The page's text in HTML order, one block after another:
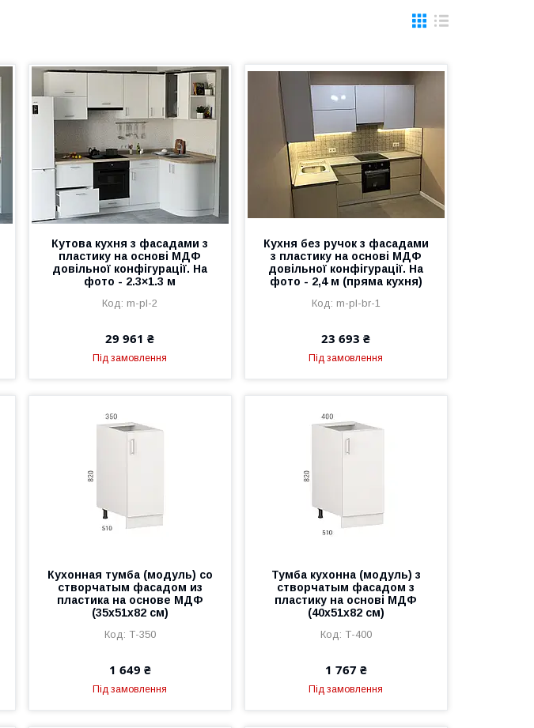
Кутова кухня з фасадами з
пластику на основі МДФ
довільної конфігурації. На
фото - 2.3×1.3 м
m-pl-2
29 961 ₴
Під замовлення
Кухня без ручок з фасадами
з пластику на основі МДФ
довільної конфігурації. На
фото - 2,4 м (пряма кухня)
m-pl-br-1
23 693 ₴
Під замовлення
Кухонная тумба (модуль) со
створчатым фасадом из
пластика на основе МДФ
(35х51х82 см)
Т-350
1 649 ₴
Під замовлення
Тумба кухонна (модуль) з
створчатым фасадом з
пластику на основі МДФ
(40х51х82 см)
Т-400
1 767 ₴
Під замовлення